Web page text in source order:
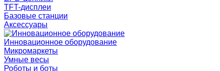
TFT-дисплеи
Базовые станции
Аксессуары
Инновационное оборудование
Микромаркеты
Умные весы
Роботы и боты